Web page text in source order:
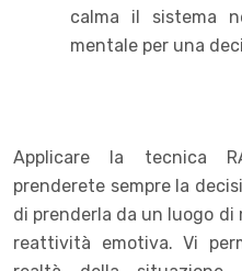
calma il sistema
mentale per una
Applicare la tecnica
prenderete sempre la
di prenderla da un luogo
reattività emotiva. Vi